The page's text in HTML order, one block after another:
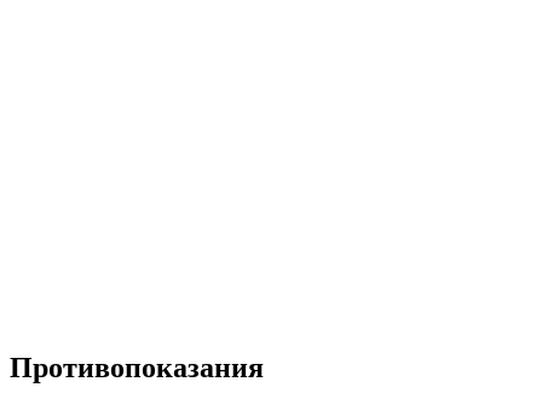
Противопоказания